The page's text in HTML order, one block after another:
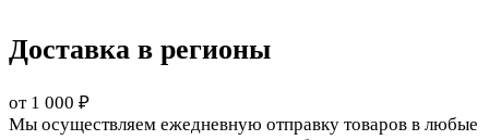
Доставка в регионы
от 1 000 ₽
Мы осуществляем ежедневную отправку товаров в любые